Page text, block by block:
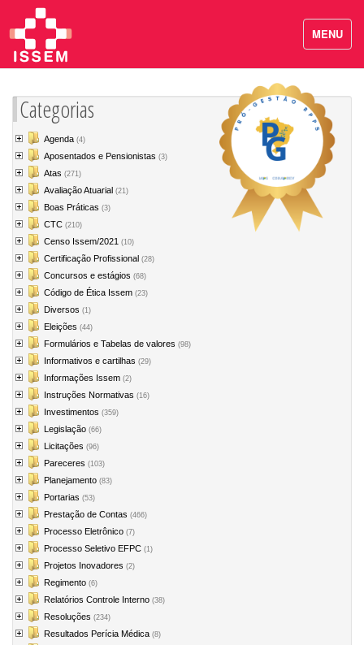
Categorias
Agenda (4)
Aposentados e Pensionistas (3)
Atas (271)
Avaliação Atuarial (21)
Boas Práticas (3)
CTC (210)
Censo Issem/2021 (10)
Certificação Profissional (28)
Concursos e estágios (68)
Código de Ética Issem (23)
Diversos (1)
Eleições (44)
Formulários e Tabelas de valores (98)
Informativos e cartilhas (29)
Informações Issem (2)
Instruções Normativas (16)
Investimentos (359)
Legislação (66)
Licitações (96)
Pareceres (103)
Planejamento (83)
Portarias (53)
Prestação de Contas (466)
Processo Eletrônico (7)
Processo Seletivo EFPC (1)
Projetos Inovadores (2)
Regimento (6)
Relatórios Controle Interno (38)
Resoluções (234)
Resultados Perícia Médica (8)
MENU